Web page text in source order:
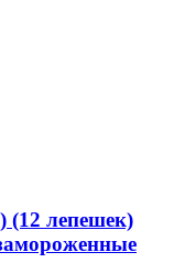
(12 лепешек)